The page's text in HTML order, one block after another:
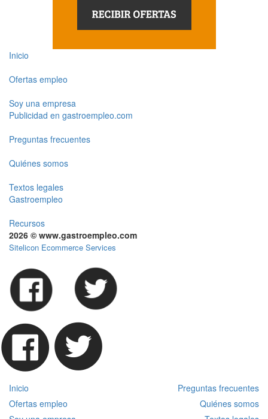
Inicio
Ofertas empleo
Soy una empresa
Publicidad en gastroempleo.com
Preguntas frecuentes
Quiénes somos
Textos legales
Gastroempleo
Recursos
2026 © www.gastroempleo.com
Sitelicon Ecommerce Services
Inicio
Preguntas frecuentes
Ofertas empleo
Quiénes somos